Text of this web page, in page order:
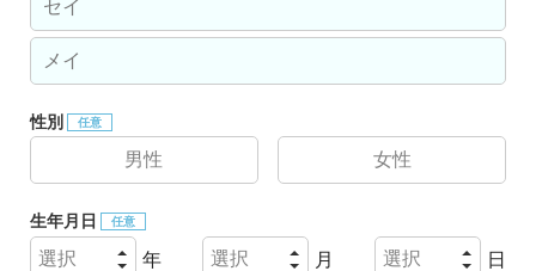
14:00
18:00
性別
男性 女性
生年月日
選択 年 選択 月 選択 日